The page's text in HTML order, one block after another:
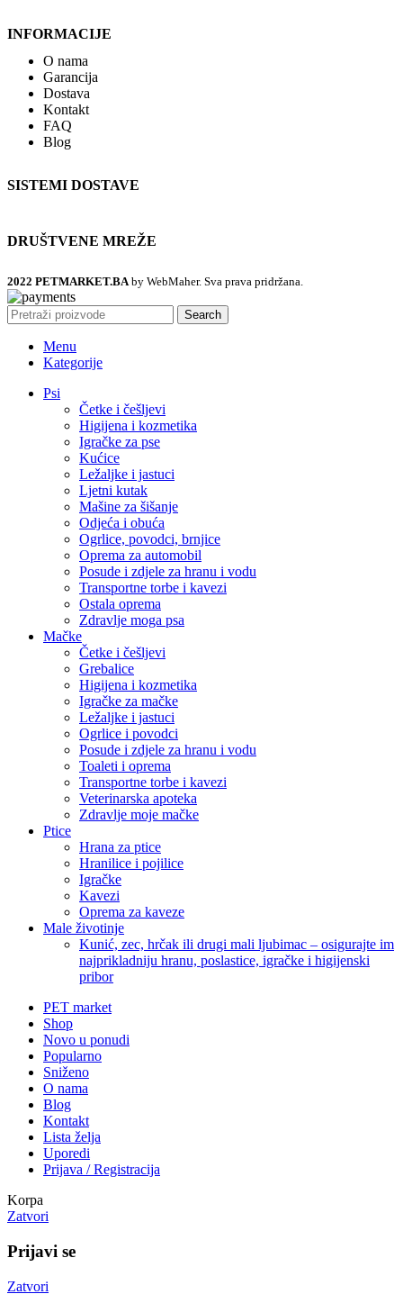
INFORMACIJE
O nama
Garancija
Dostava
Kontakt
FAQ
Blog
SISTEMI DOSTAVE
DRUŠTVENE MREŽE
2022 PETMARKET.BAby WebMaher. Sva prava pridržana.
Search
Menu
Kategorije
Psi
Četke i češljevi
Higijena i kozmetika
Igračke za pse
Kućice
Ležaljke i jastuci
Ljetni kutak
Mašine za šišanje
Odjeća i obuća
Ogrlice, povodci, brnjice
Oprema za automobil
Posude i zdjele za hranu i vodu
Transportne torbe i kavezi
Ostala oprema
Zdravlje moga psa
Mačke
Četke i češljevi
Grebalice
Higijena i kozmetika
Igračke za mačke
Ležaljke i jastuci
Ogrlice i povodci
Posude i zdjele za hranu i vodu
Toaleti i oprema
Transportne torbe i kavezi
Veterinarska apoteka
Zdravlje moje mačke
Ptice
Hrana za ptice
Hranilice i pojilice
Igračke
Kavezi
Oprema za kaveze
Male životinje
Kunić, zec, hrčak ili drugi mali ljubimac – osigurajte im
najprikladniju hranu, poslastice, igračke i higijenski
pribor
PET market
Shop
Novo u ponudi
Popularno
Sniženo
O nama
Blog
Kontakt
Lista želja
Uporedi
Prijava / Registracija
Korpa
Zatvori
Prijavi se
Zatvori